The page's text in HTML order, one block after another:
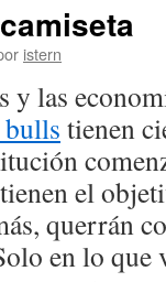
istern
y las
bulls tienen
el
querrán
en lo